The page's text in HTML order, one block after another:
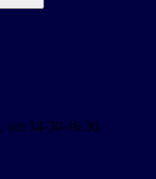
ore 14-30-16.30.